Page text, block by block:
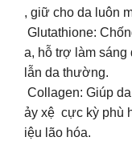
, giữ cho da luôn
Glutathione:
a, hỗ trợ làm
lẫn da thường.
Collagen: Giúp
ảy xệ cực kỳ phù
iệu lão hóa.